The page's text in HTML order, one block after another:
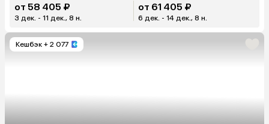
от 58 405 ₽
3 дек. - 11 дек., 8 н.
от 61 405 ₽
6 дек. - 14 дек., 8 н.
Кешбэк + 2 077